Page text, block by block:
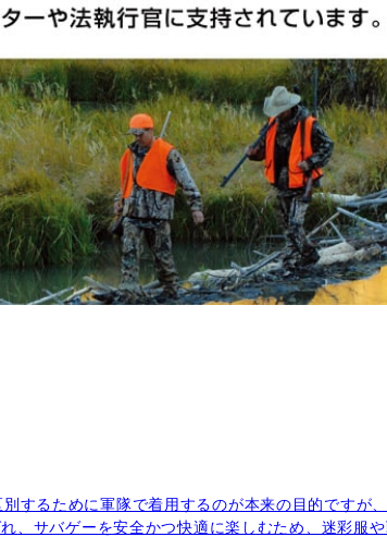
するために軍隊で着用するのが本来の目的ですが
、サバゲーを安全かつ快適に楽しむため、迷彩服